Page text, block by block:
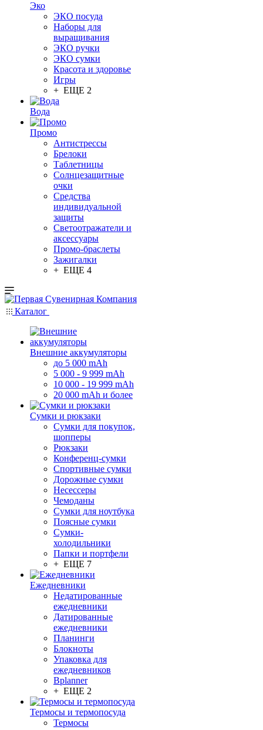
Эко
ЭКО посуда
Наборы для
выращивания
ЭКО ручки
ЭКО сумки
Красота и здоровье
Игры
+ ЕЩЕ 2
Вода
Промо
Антистрессы
Брелоки
Таблетницы
Солнцезащитные
очки
Средства
индивидуальной
защиты
Светоотражатели и
аксессуары
Промо-браслеты
Зажигалки
+ ЕЩЕ 4
Каталог
Внешние аккумуляторы
до 5 000 mAh
5 000 - 9 999 mAh
10 000 - 19 999 mAh
20 000 mAh и более
Сумки и рюкзаки
Сумки для покупок,
шопперы
Рюкзаки
Конференц-сумки
Спортивные сумки
Дорожные сумки
Несессеры
Чемоданы
Сумки для ноутбука
Поясные сумки
Сумки-
холодильники
Папки и портфели
+ ЕЩЕ 7
Ежедневники
Недатированные
ежедневники
Датированные
ежедневники
Планинги
Блокноты
Упаковка для
ежедневников
Bplanner
+ ЕЩЕ 2
Термосы и термопосуда
Термосы